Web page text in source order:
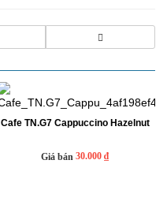
Cafe TN.G7 Cappuccino Hazelnut
Giá bán 30.000 ₫